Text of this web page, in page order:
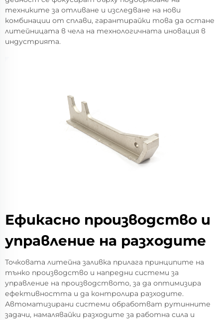
техниките за отливане и изследване на нови
комбинации от сплави, гарантирайки това да остане
литейницата в чела на технологичната иновация в
индустрията.
Ефикасно производство и
управление на разходите
Точковата литейна заливка прилага принципите на
тънко производство и напредни системи за
управление на производството, за да оптимизира
ефективността и да контролира разходите.
Автоматизирани системи обработват рутинните
задачи, намалявайки разходите за работна сила и